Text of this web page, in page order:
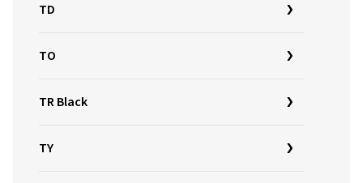
TD
TO
TR Black
TY